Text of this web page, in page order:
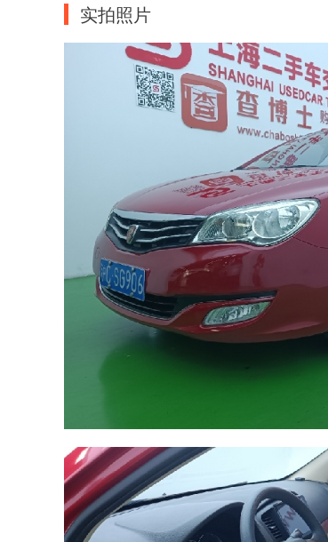
实拍照片